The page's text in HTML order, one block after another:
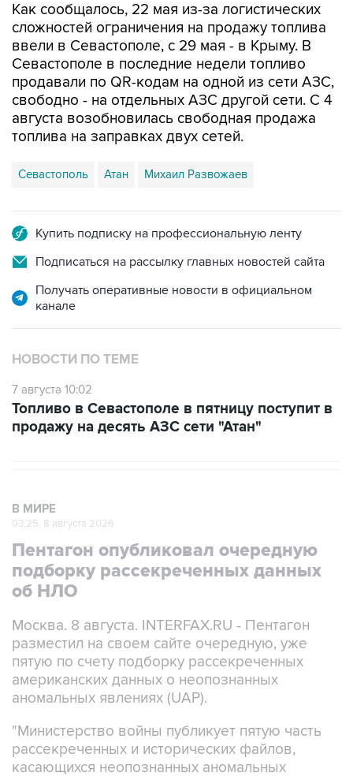
Как сообщалось, 22 мая из-за логистических
сложностей ограничения на продажу топлива
ввели в Севастополе, с 29 мая - в Крыму. В
Севастополе в последние недели топливо
продавали по QR-кодам на одной из сети АЗС,
свободно - на отдельных АЗС другой сети. С 4
августа возобновилась свободная продажа
топлива на заправках двух сетей.
Севастополь Атан Михаил Развожаев
Купить подписку на профессиональную ленту
Подписаться на рассылку главных новостей сайта
Получать оперативные новости в официальном
канале
НОВОСТИ ПО ТЕМЕ
7 августа 10:02
Топливо в Севастополе в пятницу поступит в
продажу на десять АЗС сети "Атан"
В МИРЕ
03:25, 8 августа 2026
Пентагон опубликовал очередную
подборку рассекреченных данных
об НЛО
Москва. 8 августа. INTERFAX.RU - Пентагон
разместил на своем сайте очередную, уже
пятую по счету подборку рассекреченных
американских данных о неопознанных
аномальных явлениях (UAP).
"Министерство войны публикует пятую часть
рассекреченных и исторических файлов,
касающихся неопознанных аномальных